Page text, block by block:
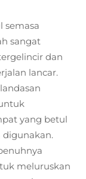
semasa
sangat
dan
lancar.
yang betul
digunakan.
meluruskan